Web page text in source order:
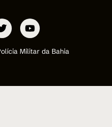
Militar da Bahia